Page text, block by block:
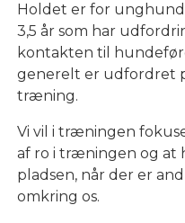
Holdet er for
3,5 år som har
kontakten til
generelt er udfordret
træning.
Vi vil i træningen
af ro i træningen og at
pladsen, når der er
omkring os.